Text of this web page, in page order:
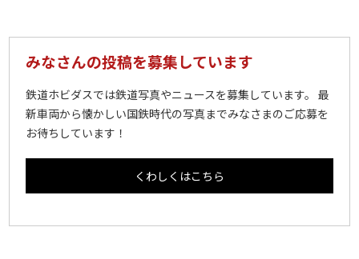
みなさんの投稿を募集しています
鉄道ホビダスでは鉄道写真やニュースを募集しています。 最
新車両から懐かしい国鉄時代の写真までみなさまのご応募を
お待ちしています！
くわしくはこちら